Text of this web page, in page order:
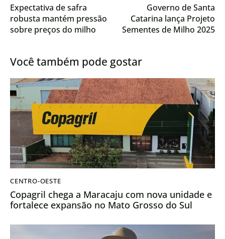
Expectativa de safra
robusta mantém pressão
sobre preços do milho
Governo de Santa
Catarina lança Projeto
Sementes de Milho 2025
Você também pode gostar
CENTRO-OESTE
Copagril chega a Maracaju com nova unidade e
fortalece expansão no Mato Grosso do Sul